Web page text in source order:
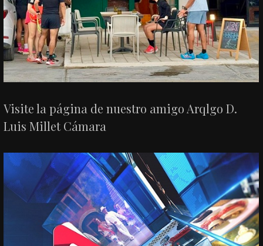
Visite la página de nuestro amigo Arqlgo D.
Luis Millet Cámara